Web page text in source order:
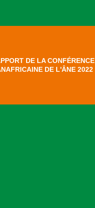
DE LA CONFÉRENCE
DE L'ÂNE 2022